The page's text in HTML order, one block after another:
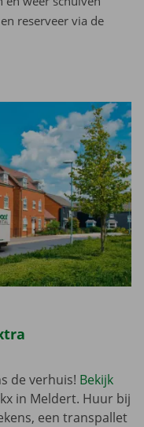
reserveer via de
de verhuis! Bekijk
in Meldert. Huur bij
een transpallet